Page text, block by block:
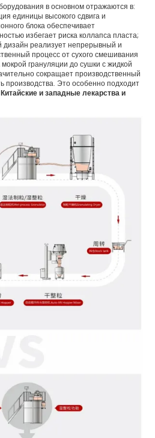
в основном отражаются в:
единицы высокого сдвига и
блока обеспечивает
избегает риска коллапса пласта;
реализует непрерывный и
процесс от сухого смешивания
грануляции до сушки с жидкой
сокращает производственный
производства. Это особенно подходит
Китайские и западные лекарства и